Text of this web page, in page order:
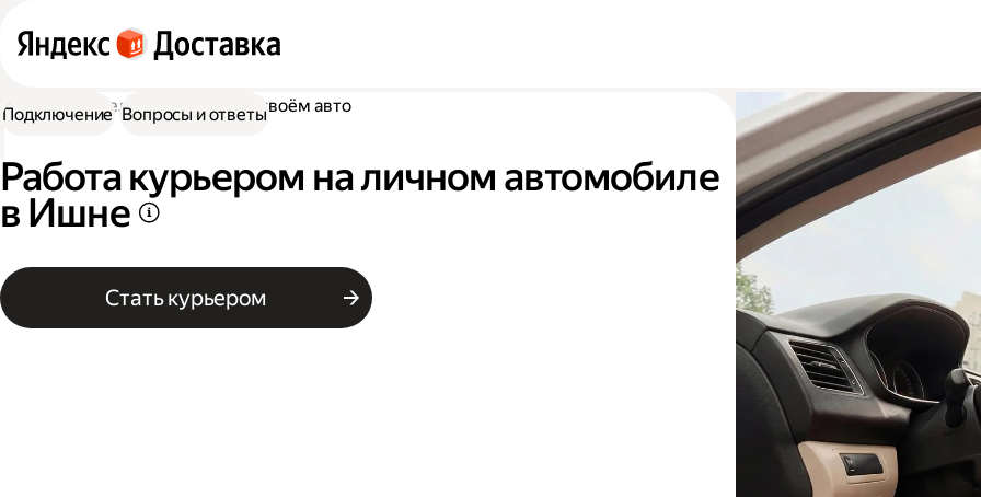
Работа водителем Работа на своём авто
Работа курьером на личном автомобиле
в Ишне
Стать курьером
Подключение Вопросы и ответы